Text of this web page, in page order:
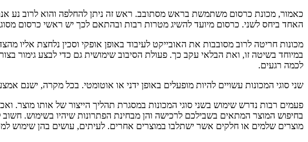
כאמור, מכונת כרסום משתמשת בראש מסתובב. ראש זה ניתן להחלפה והוא לרוב נע
האחד ביחס לשני. כרסום מיועד להשיג מטרות רבות ובהתאם לכך יש ראשי כרסום
מכונות חריטה לרוב מסובבות את האובייקט לעיבוד באופן אופקי וסכין נלחצת
במיוחד בשיטה זו, ואת הבלאי עקב כך. פעולת הסיבוב שימושית גם כדי לבצע גימור
לכמה רגעים.
שני סוגי המכונות עשויים להיות מופעלים באופן ידני או אוטומטי. בכל מקרה, ישנם
פעמים רבות נדרש שימוש בשני סוגי המכונות במסגרת תהליך הייצור של אותו מוצר.
בחיפוש המוצר המתאים בשבילכם לרכישה והן מבחינת הפתרונות שיהיו בשימוש.
מוצרים שלמים או חלקים אשר ישתלבו במוצרים אחרים. לעיתים, עושים בהן שימוש